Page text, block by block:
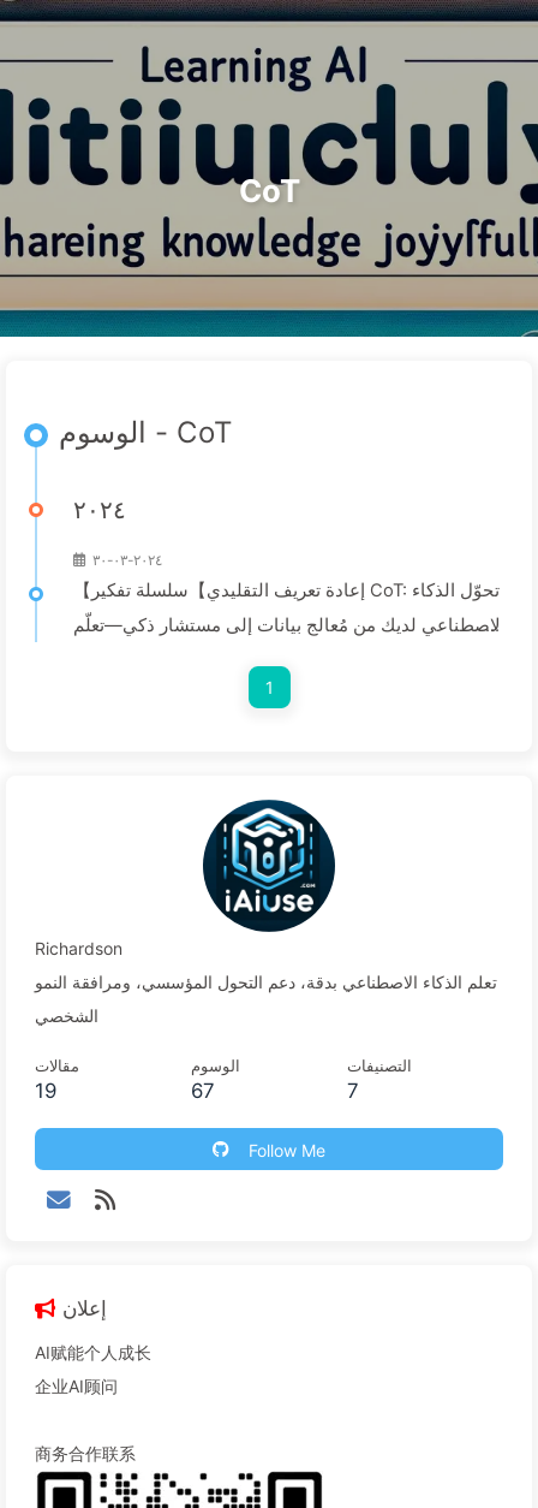
البحث الرئيسية الأرشيف الوسوم التصنيفات
الروابط حول 🇦🇪 العربية
CoT
الوسوم - CoT
٢٠٢٤
٢٠٢٤-٠٣-٣٠
【إعادة تعريف التقليدي】سلسلة تفكير CoT: تحوّل الذكاء
الاصطناعي لديك من مُعالج بيانات إلى مستشار ذكي—تعلّم
1
Richardson
تعلم الذكاء الاصطناعي بدقة، دعم التحول المؤسسي، ومرافقة النمو
الشخصي
مقالات
19
الوسوم
67
التصنيفات
7
Follow Me
إعلان
AI赋能个人成长
企业AI顾问
商务合作联系